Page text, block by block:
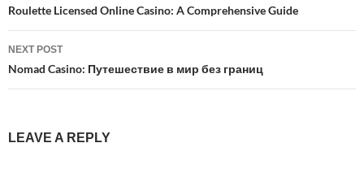
navigation
Roulette Licensed Online Casino: A Comprehensive Guide
NEXT POST
Nomad Casino: Путешествие в мир без границ
LEAVE A REPLY